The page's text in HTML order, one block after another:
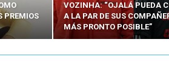
PREMIOS
VOZINHA: “OJALÁ PUEDA
A LA PAR DE SUS
MÁS PRONTO POSIBLE”